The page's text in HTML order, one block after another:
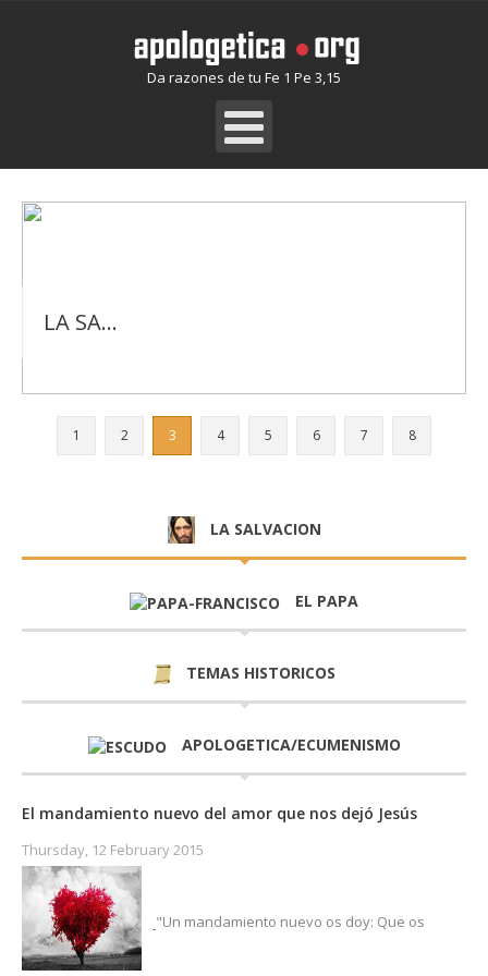
Da razones de tu Fe 1 Pe 3,15
LA SALVACION
améis los unos a los otros como yo os he amado, que os améis
mutuamente. En esto conocerán todos que so...